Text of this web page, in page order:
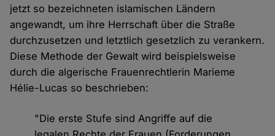
jetzt so bezeichneten islamischen Ländern
angewandt, um ihre Herrschaft über die Straße
durchzusetzen und letztlich gesetzlich zu verankern.
Diese Methode der Gewalt wird beispielsweise
durch die algerische Frauenrechtlerin Marieme
Hélie-Lucas so beschrieben:
"Die erste Stufe sind Angriffe auf die